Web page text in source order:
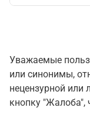
Уважаемые
или синонимы,
нецензурной или
кнопку "Жалоба",